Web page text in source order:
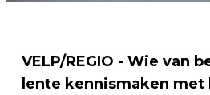
VELP/REGIO - Wie van
lente kennismaken